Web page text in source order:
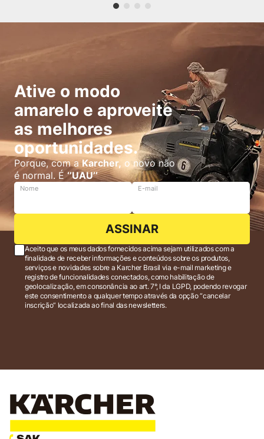
Ative o modo
amarelo e aproveite
as melhores
oportunidades.
Porque, com aKarcher, o novo não
é normal. É‘’UAU’’
Nome E-mail
ASSINAR
Aceito que os meus dados fornecidos acima sejam utilizados com a
finalidade de receber informações e conteúdos sobre os produtos,
serviços e novidades sobre a Karcher Brasil via e-mail marketing e
registro de funcionalidades conectados, como habilitação de
geolocalização, em consonância ao art. 7°, I da LGPD, podendo revogar
este consentimento a qualquer tempo através da opção “cancelar
inscrição” localizada ao final das newsletters.